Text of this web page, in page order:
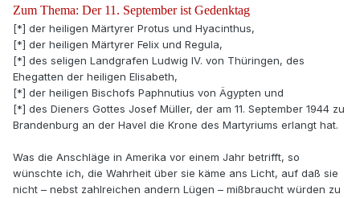
Zum Thema: Der 11. September ist Gedenktag
[*] der heiligen Märtyrer Protus und Hyacinthus,
[*] der heiligen Märtyrer Felix und Regula,
[*] des seligen Landgrafen Ludwig IV. von Thüringen, des
Ehegatten der heiligen Elisabeth,
[*] der heiligen Bischofs Paphnutius von Ägypten und
[*] des Dieners Gottes Josef Müller, der am 11. September 1944 zu
Brandenburg an der Havel die Krone des Martyriums erlangt hat.
Was die Anschläge in Amerika vor einem Jahr betrifft, so
wünschte ich, die Wahrheit über sie käme ans Licht, auf daß sie
nicht – nebst zahlreichen andern Lügen – mißbraucht würden zu